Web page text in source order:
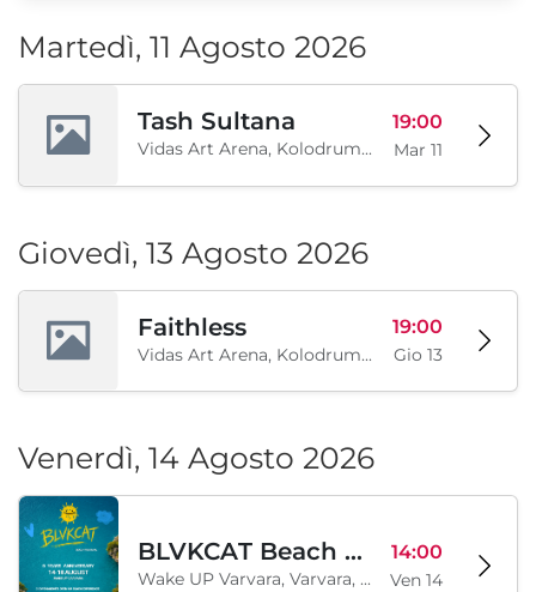
Martedì, 11 Agosto 2026
Tash Sultana
Vidas Art Arena, Kolodrum, Borisova gradina, Sofia, BG
19:00
Mar 11
Giovedì, 13 Agosto 2026
Faithless
Vidas Art Arena, Kolodrum, Borisova gradina, Sofia, BG
19:00
Gio 13
Venerdì, 14 Agosto 2026
BLVKCAT Beach Festival 2026, Wake up Varvara
Wake UP Varvara, Varvara, BG
14:00
Ven 14